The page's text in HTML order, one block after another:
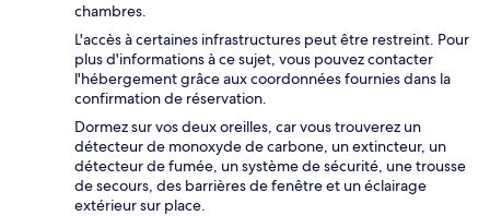
chambres.
L'accès à certaines infrastructures peut être restreint. Pour
plus d'informations à ce sujet, vous pouvez contacter
l'hébergement grâce aux coordonnées fournies dans la
confirmation de réservation.
Dormez sur vos deux oreilles, car vous trouverez un
détecteur de monoxyde de carbone, un extincteur, un
détecteur de fumée, un système de sécurité, une trousse
de secours, des barrières de fenêtre et un éclairage
extérieur sur place.